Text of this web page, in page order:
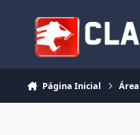
Página Inicial